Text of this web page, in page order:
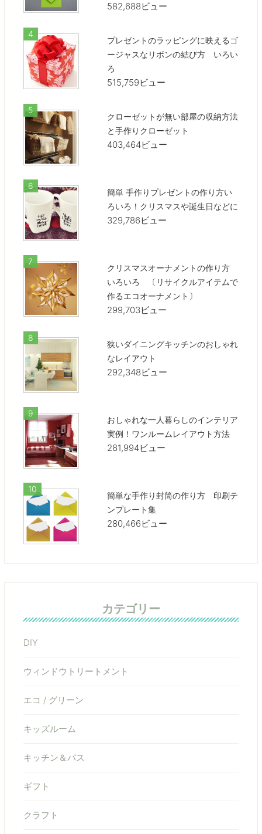
582,688ビュー
プレゼントのラッピングに映えるゴ
ージャスなリボンの結び方 いろい
ろ
515,759ビュー
クローゼットが無い部屋の収納方法
と手作りクローゼット
403,464ビュー
簡単 手作りプレゼントの作り方い
ろいろ！クリスマスや誕生日などに
329,786ビュー
クリスマスオーナメントの作り方
いろいろ 〔リサイクルアイテムで
作るエコオーナメント〕
299,703ビュー
狭いダイニングキッチンのおしゃれ
なレイアウト
292,348ビュー
おしゃれな一人暮らしのインテリア
実例！ワンルームレイアウト方法
281,994ビュー
簡単な手作り封筒の作り方 印刷テ
ンプレート集
280,466ビュー
カテゴリー
DIY
ウィンドウトリートメント
エコ / グリーン
キッズルーム
キッチン＆バス
ギフト
クラフト